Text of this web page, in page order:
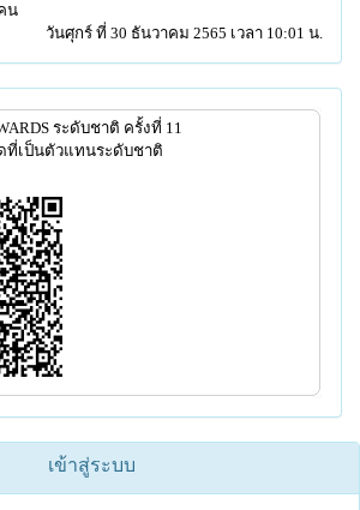
น
วันศุกร์ ที่ 30 ธันวาคม 2565 เวลา 10:01 น.
ระดับชาติ ครั้งที่ 11
ที่เป็นตัวแทนระดับชาติ
เข้าสู่ระบบ